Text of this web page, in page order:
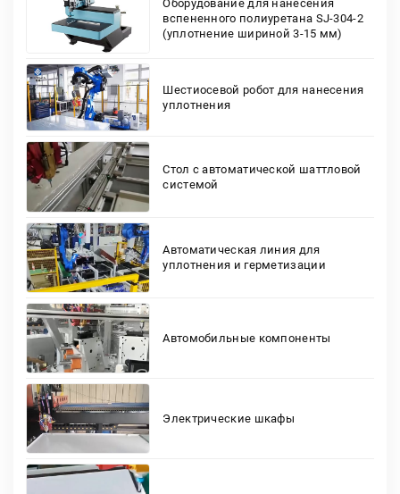
Оборудование для нанесения
вспененного полиуретана SJ-304-2
(уплотнение шириной 3-15 мм)
Шестиосевой робот для нанесения
уплотнения
Стол с автоматической шаттловой
системой
Автоматическая линия для
уплотнения и герметизации
Автомобильные компоненты
Электрические шкафы